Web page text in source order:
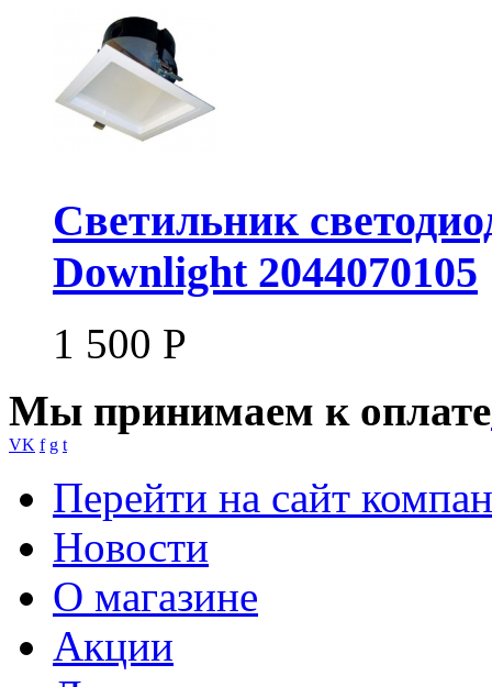
Светильник
Downlight 2044070105
1 500 Р
Мы принимаем к оплате
VK f g t
Перейти на сайт
Новости
О магазине
Акции